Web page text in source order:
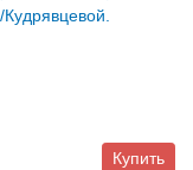
Купить